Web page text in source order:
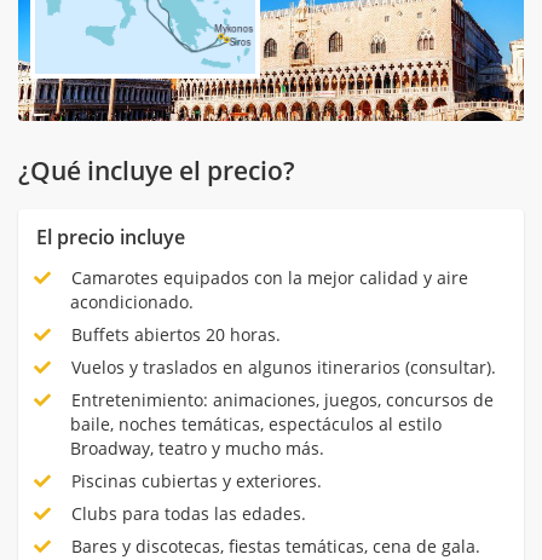
¿Qué incluye el precio?
El precio incluye
Camarotes equipados con la mejor calidad y aire
acondicionado.
Buffets abiertos 20 horas.
Vuelos y traslados en algunos itinerarios (consultar).
Entretenimiento: animaciones, juegos, concursos de
baile, noches temáticas, espectáculos al estilo
Broadway, teatro y mucho más.
Piscinas cubiertas y exteriores.
Clubs para todas las edades.
Bares y discotecas, fiestas temáticas, cena de gala.